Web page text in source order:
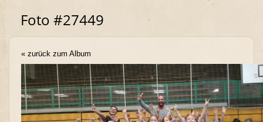
Foto #27449
« zurück zum Album